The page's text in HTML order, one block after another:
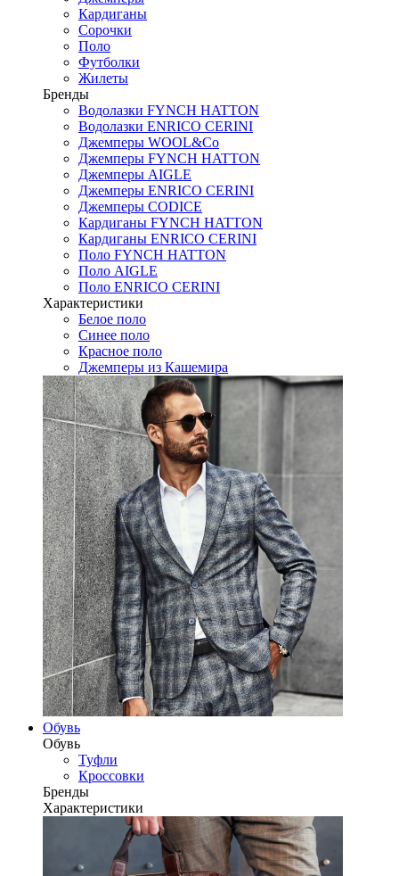
Кардиганы
Сорочки
Поло
Футболки
Жилеты
Бренды
Водолазки FYNCH HATTON
Водолазки ENRICO CERINI
Джемперы WOOL&Co
Джемперы FYNCH HATTON
Джемперы AIGLE
Джемперы ENRICO CERINI
Джемперы CODICE
Кардиганы FYNCH HATTON
Кардиганы ENRICO CERINI
Поло FYNCH HATTON
Поло AIGLE
Поло ENRICO CERINI
Характеристики
Белое поло
Синее поло
Красное поло
Джемперы из Кашемира
Обувь
Обувь
Туфли
Кроссовки
Бренды
Характеристики